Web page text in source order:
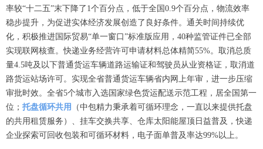
率较“十二五”末下降了1个百分点，低于全国0.9个百分点，物流效率
稳步提升，为促进实体经济发展创造了良好条件。通关时间持续优
化，积极推进国际贸易“单一窗口”标准版应用，40种监管证件已全部
实现联网核查。快递业务经营许可申请材料总体精简55%。取消总质
量4.5吨及以下普通货运车辆道路运输证和驾驶员从业资格证，取消道
路货运站场许可。实现全省普通货运车辆省内网上年审，进一步压缩
审批时效。全省5个城市入选国家绿色货运配送示范工程，居全国第一
位； 托盘循环共用
（中包精力秉承着可循环理念，一直以来提供托盘
的共用租赁服务）、挂车交换共享、仓库太阳能屋顶日益普及，快递
企业探索可回收包装和可循环材料，电子面单普及率达99%以上。